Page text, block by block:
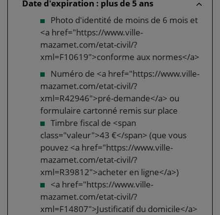
Date d'expiration : plus de 5 ans
Photo d'identité de moins de 6 mois et
<a href="https://www.ville-
mazamet.com/etat-civil/?
xml=F10619">conforme aux normes</a>
Numéro de <a href="https://www.ville-
mazamet.com/etat-civil/?
xml=R42946">pré-demande</a> ou
formulaire cartonné remis sur place
Timbre fiscal de <span
class="valeur">43 €</span> (que vous
pouvez <a href="https://www.ville-
mazamet.com/etat-civil/?
xml=R39812">acheter en ligne</a>)
<a href="https://www.ville-
mazamet.com/etat-civil/?
xml=F14807">Justificatif du domicile</a>